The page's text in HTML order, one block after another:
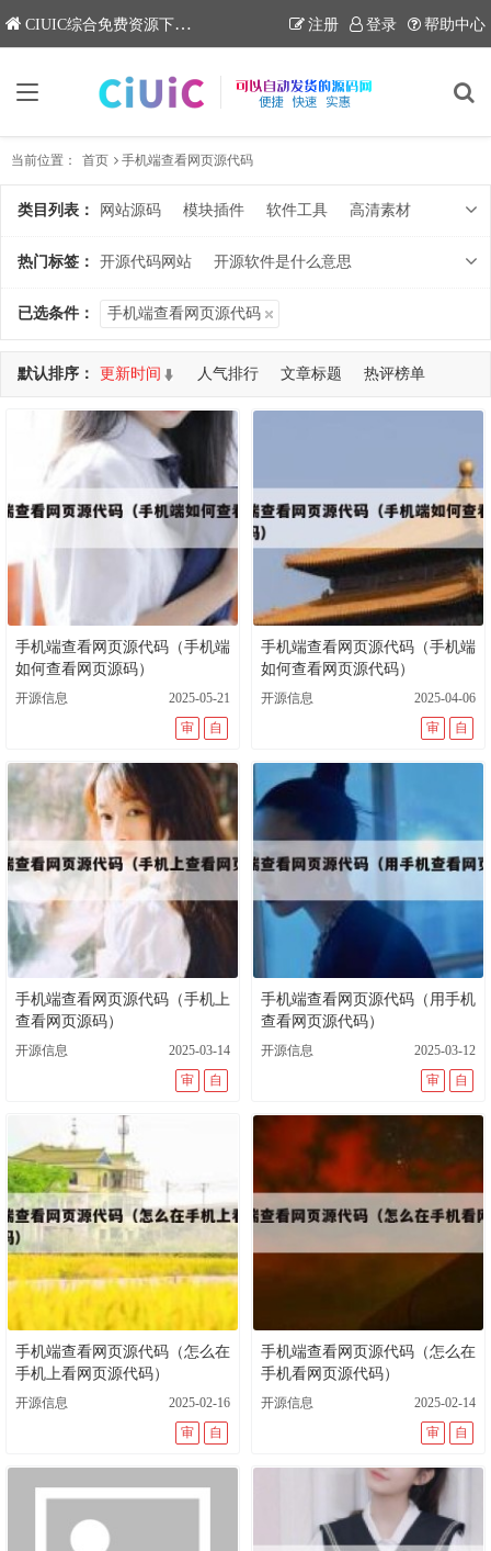
CIUIC综合免费资源下载网站 注册 登录 帮助中心
当前位置： 首页 手机端查看网页源代码
类目列表： 网站源码 模块插件 软件工具
高清素材
热门标签：
开源代码网站
开源软件是什么意思
开源代码网站github
deepseek开源ai
如何搭建微信小程序
开源软件有哪些
免费创建自己的网站
小程序开发费用一览表
如何创建一个自己的网站
开源软件是什么
deepseek官网
开源代码是什么意思
开源软件产品
deepseek电脑版
开源代码可以直接拿来用吗
源码网站免费
开源中国官网
开源软件什么意思
手机端查看网页源代码
已选条件： 手机端查看网页源代码
默认排序： 更新时间 人气排行 文章标题
热评榜单
共查询到 15 个DEMO
手机端查看网页源代码（手机端
如何查看网页源码）
开源信息
2025-05-21
自
审
手机端查看网页源代码（手机端
如何查看网页源代码）
开源信息
2025-04-06
自
审
手机端查看网页源代码（手机上
查看网页源码）
开源信息
2025-03-14
自
审
手机端查看网页源代码（用手机
查看网页源代码）
开源信息
2025-03-12
自
审
手机端查看网页源代码（怎么在
手机上看网页源代码）
开源信息
2025-02-16
自
审
手机端查看网页源代码（怎么在
手机看网页源代码）
开源信息
2025-02-14
自
审